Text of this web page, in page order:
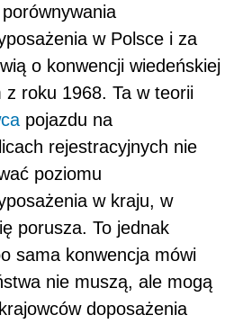
w Polsce i za
o konwencji wiedeńskiej
roku 1968. Ta w teorii
pojazdu na
rejestracyjnych nie
poziomu
w kraju, w
porusza. To jednak
sama konwencja mówi
nie muszą, ale mogą
doposażenia